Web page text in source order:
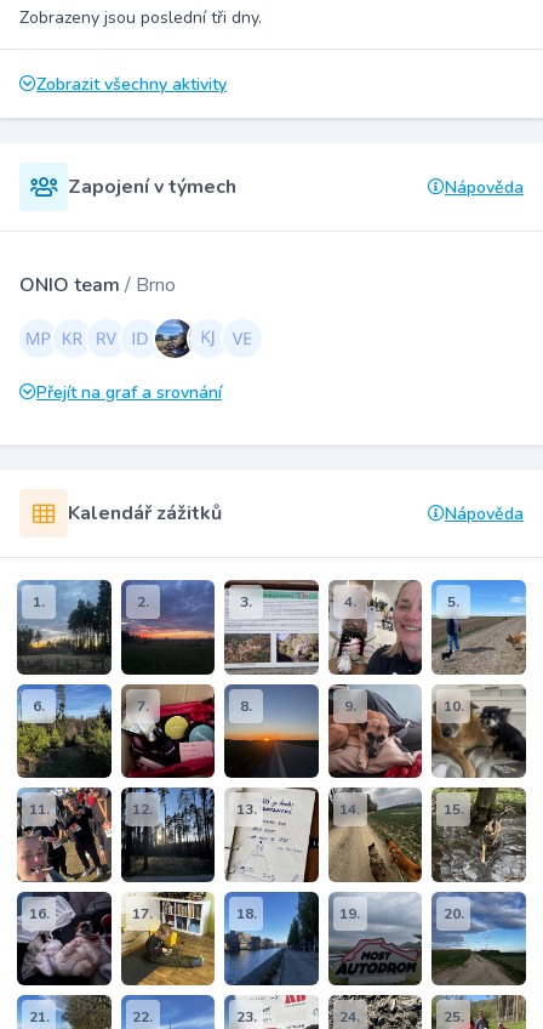
Zobrazeny jsou poslední tři dny.
Zobrazit všechny aktivity
Zapojení v týmech Nápověda
ONIO team / Brno
Přejít na graf a srovnání
Kalendář zážitků Nápověda
1. 2. 3. 4. 5.
6. 7. 8. 9. 10.
11. 12. 13. 14. 15.
16. 17. 18. 19. 20.
21. 22. 23. 24. 25.